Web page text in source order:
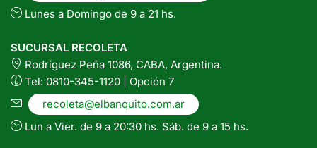
Lunes a Domingo de 9 a 21 hs.
SUCURSAL RECOLETA
Rodríguez Peña 1086, CABA, Argentina.
Tel: 0810-345-1120 | Opción 7
recoleta@elbanquito.com.ar
Lun a Vier. de 9 a 20:30 hs. Sáb. de 9 a 15 hs.